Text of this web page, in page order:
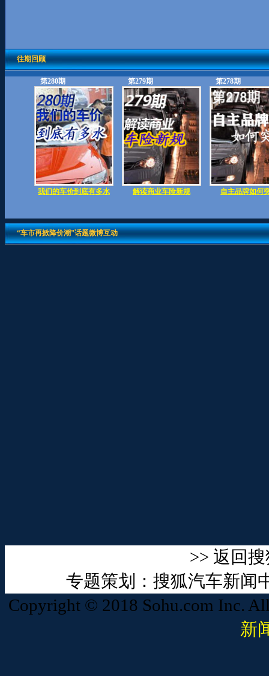
往期回顾
第280期
我们的车价到底有多水
第279期
解读商业车险新规
第278期
自主品牌如何
“车市再掀降价潮”话题微博互动
>> 返回
专题策划：搜狐汽车新
Copyright © 2018 Sohu.com Inc.
新